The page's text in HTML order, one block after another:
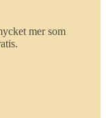
mer som